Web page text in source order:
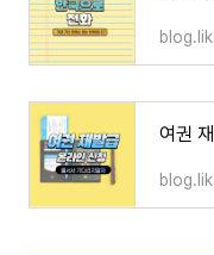
여권